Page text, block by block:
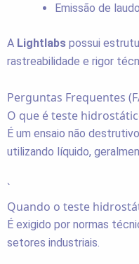
Emissão de
A Lightlabs possui
rastreabilidade e rigor
Perguntas Frequentes
O que é teste
É um ensaio não
utilizando líquido,
`
Quando o teste
É exigido por normas
setores industriais.